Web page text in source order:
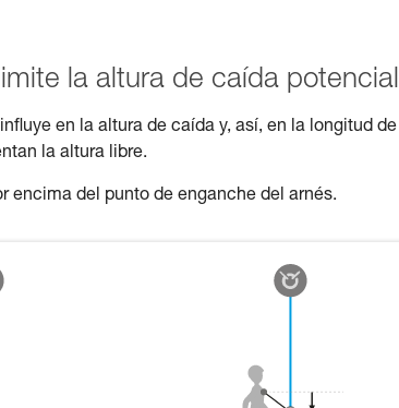
la altura de caída potencial
en la altura de caída y, así, en la longitud de
la altura libre.
encima del punto de enganche del arnés.